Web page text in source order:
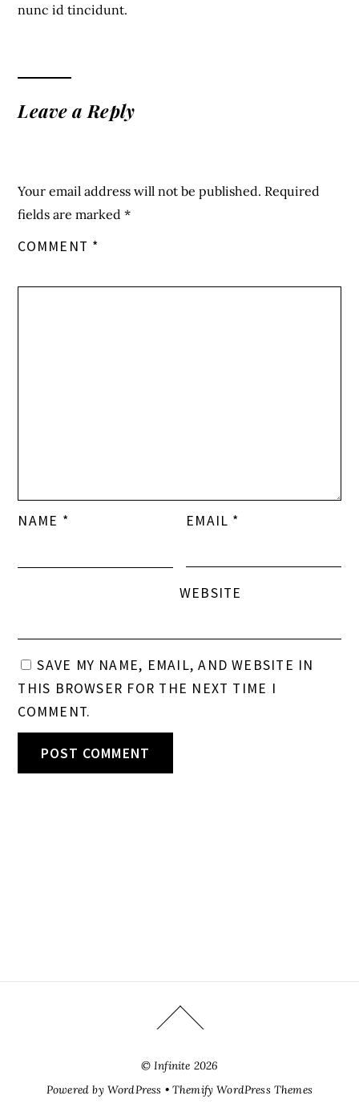
nunc id tincidunt.
Leave a Reply
Your email address will not be published. Required
fields are marked*
COMMENT *
NAME * EMAIL *
WEBSITE
SAVE MY NAME, EMAIL, AND WEBSITE IN
THIS BROWSER FOR THE NEXT TIME I
COMMENT.
©Infinite 2026
Powered by WordPress • Themify WordPress Themes